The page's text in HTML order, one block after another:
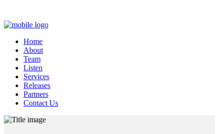
Home
About
Team
Listen
Services
Releases
Partners
Contact Us